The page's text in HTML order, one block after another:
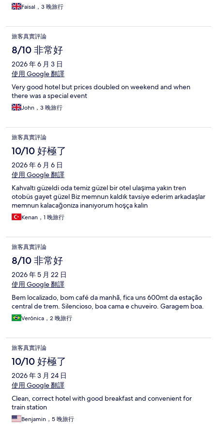
Faisal，3 晚旅行
旅客真實評論
8/10 非常好
2026 年 6 月 3 日
使用 Google 翻譯
Very good hotel but prices doubled on weekend and when
there was a special event
John，3 晚旅行
旅客真實評論
10/10 好極了
2026 年 6 月 6 日
使用 Google 翻譯
Kahvaltı güzeldi oda temiz güzel bir otel ulaşıma yakın tren
otobüs gayet güzel Biz memnun kaldık tavsiye ederim arkadaşlar
memnun kalacağonıza inanıyorum hoşça kalın
Kenan，1 晚旅行
旅客真實評論
8/10 非常好
2026 年 5 月 22 日
使用 Google 翻譯
Bem localizado, bom café da manhã, fica uns 600mt da estação
central de trem. Silencioso, boa cama e chuveiro. Garagem boa.
Verônica，2 晚旅行
旅客真實評論
10/10 好極了
2026 年 3 月 24 日
使用 Google 翻譯
Clean, correct hotel with good breakfast and convenient for
train station
Benjamin，5 晚旅行